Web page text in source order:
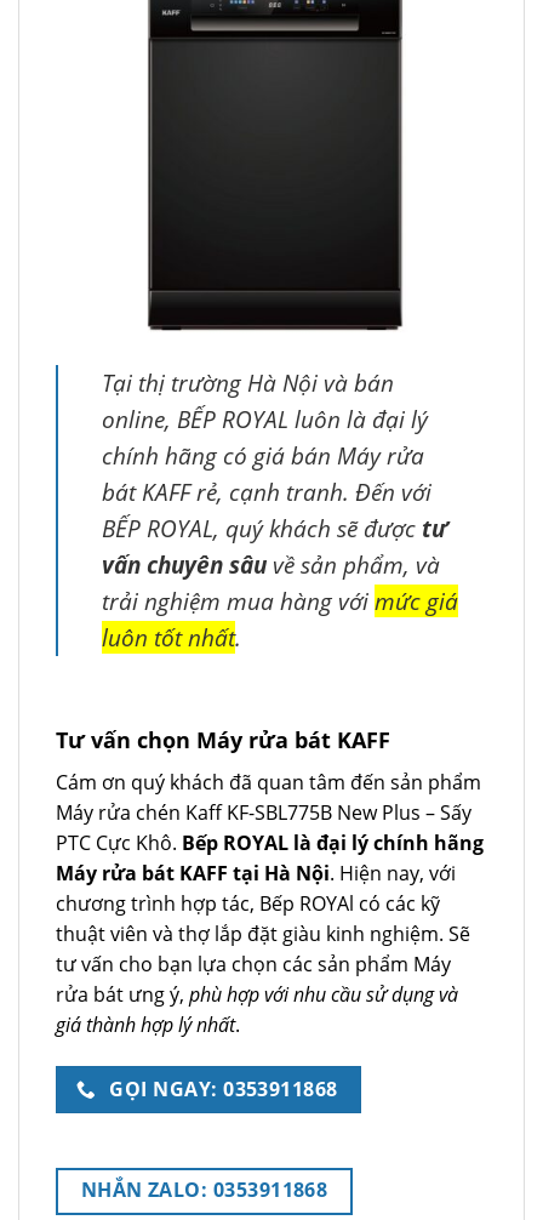
Tại thị trường Hà Nội và bán
online, BẾP ROYAL luôn là đại lý
chính hãng có giá bán Máy rửa
bát KAFF rẻ, cạnh tranh. Đến với
BẾP ROYAL, quý khách sẽ được tư
vấn chuyên sâu về sản phẩm, và
trải nghiệm mua hàng vớimức giá
luôn tốt nhất.
Tư vấn chọn Máy rửa bát KAFF
Cám ơn quý khách đã quan tâm đến sản phẩm
Máy rửa chén Kaff KF-SBL775B New Plus – Sấy
PTC Cực Khô. Bếp ROYAL là đại lý chính hãng
Máy rửa bát KAFF tại Hà Nội. Hiện nay, với
chương trình hợp tác, Bếp ROYAl có các kỹ
thuật viên và thợ lắp đặt giàu kinh nghiệm. Sẽ
tư vấn cho bạn lựa chọn các sản phẩm Máy
rửa bát ưng ý, phù hợp với nhu cầu sử dụng và
giá thành hợp lý nhất.
GỌI NGAY: 0353911868
NHẮN ZALO: 0353911868